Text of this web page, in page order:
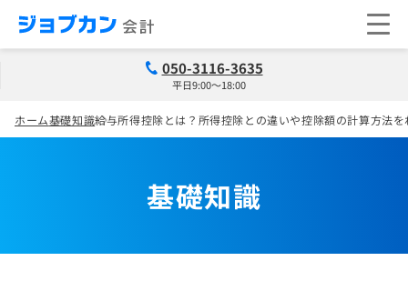
050-3116-3635
平日9:00～18:00
ホーム基礎知識給与所得控除とは？所得控除との違いや控除額の計算方法
基礎知識